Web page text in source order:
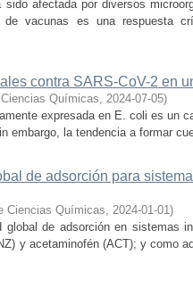
afectada por diversos
vacunas es una respuesta
contra SARS-CoV-2 en
Químicas, 2024-07-05)
expresada en E. coli es un
embargo, la tendencia a formar
de adsorción para
Ciencias Químicas, 2024-01-01)
de adsorción en sistemas
y acetaminofén (ACT); y como